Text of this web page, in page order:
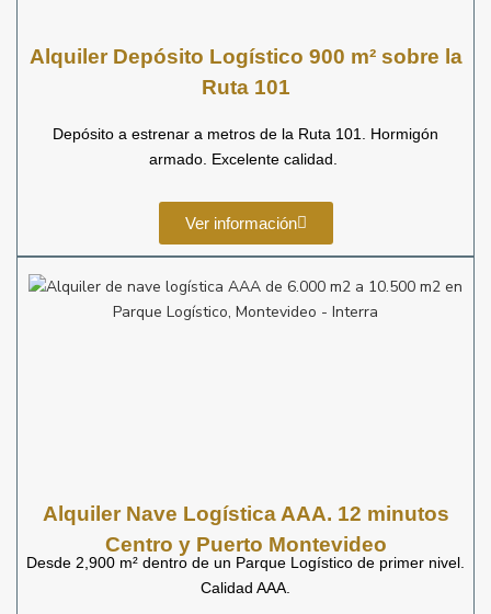
Alquiler Depósito Logístico 900 m² sobre la
Ruta 101
Depósito a estrenar a metros de la Ruta 101. Hormigón
armado. Excelente calidad.
Ver información
Alquiler Nave Logística AAA. 12 minutos
Centro y Puerto Montevideo
Desde 2,900 m² dentro de un Parque Logístico de primer nivel.
Calidad AAA.